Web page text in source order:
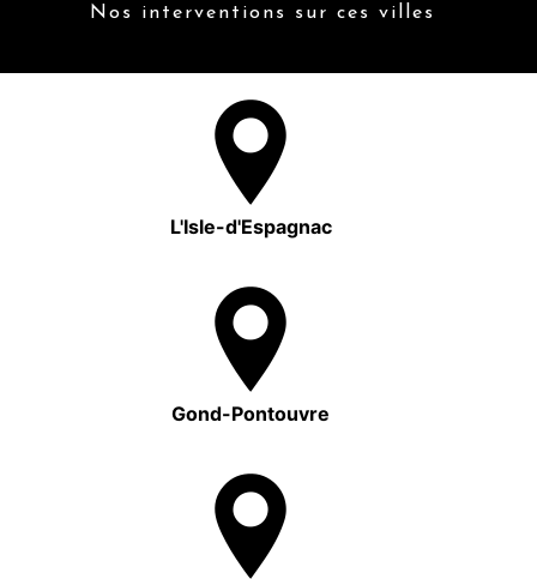
Nos interventions sur ces villes
L'Isle-d'Espagnac
Gond-Pontouvre